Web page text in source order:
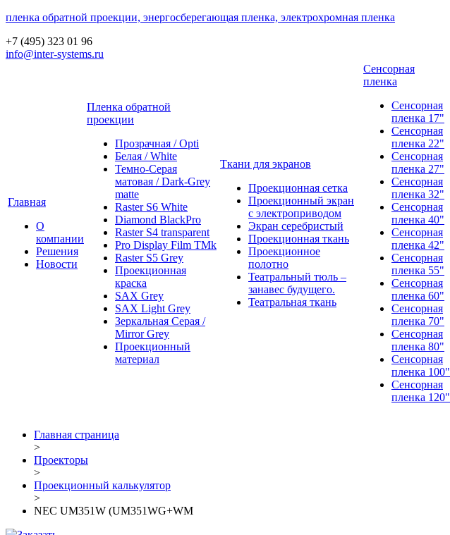
пленка обратной проекции, энергосберегающая пленка, электрохромная пленка
+7 (495) 323 01 96
info@inter-systems.ru
Главная
О
компании
Решения
Новости
Пленка обратной
проекции
Прозрачная / Opti
Белая / White
Темно-Серая
матовая / Dark-Grey
matte
Raster S6 White
Diamond BlackPro
Raster S4 transparent
Pro Display Film ТМk
Raster S5 Grey
Проекционная
краска
SAX Grey
SAX Light Grey
Зеркальная Серая /
Mirror Grey
Проекционный
материал
Ткани для экранов
Проекционная сетка
Проекционный экран
с электроприводом
Экран серебристый
Проекционная ткань
Проекционное
полотно
Театральный тюль –
занавес будущего.
Театральная ткань
Сенсорная
пленка
Сенсорная
пленка 17"
Сенсорная
пленка 22"
Сенсорная
пленка 27"
Сенсорная
пленка 32"
Сенсорная
пленка 40"
Сенсорная
пленка 42"
Сенсорная
пленка 55"
Сенсорная
пленка 60"
Сенсорная
пленка 70"
Сенсорная
пленка 80"
Сенсорная
пленка 100"
Сенсорная
пленка 120"
Главная страница
>
Проекторы
>
Проекционный калькулятор
>
NEC UM351W (UM351WG+WM